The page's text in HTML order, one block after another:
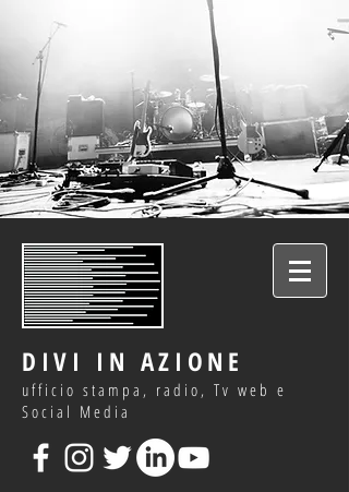
DIVI IN AZIONE
ufficio stampa, radio, Tv web e
Social Media